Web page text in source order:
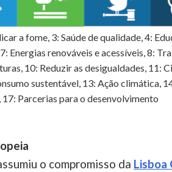
a fome, 3: Saúde de qualidade, 4:
Energias renováveis e acessíveis, 8:
10: Reduzir as desigualdades, 11:
sustentável, 13: Ação climática,
Parcerias para o desenvolvimento
o compromisso da Lisboa